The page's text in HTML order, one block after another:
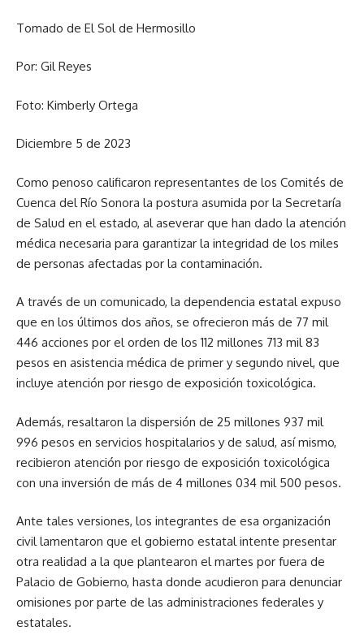
Tomado de El Sol de Hermosillo
Por: Gil Reyes
Foto: Kimberly Ortega
Diciembre 5 de 2023
Como penoso calificaron representantes de los Comités de
Cuenca del Río Sonora la postura asumida por la Secretaría
de Salud en el estado, al aseverar que han dado la atención
médica necesaria para garantizar la integridad de los miles
de personas afectadas por la contaminación.
A través de un comunicado, la dependencia estatal expuso
que en los últimos dos años, se ofrecieron más de 77 mil
446 acciones por el orden de los 112 millones 713 mil 83
pesos en asistencia médica de primer y segundo nivel, que
incluye atención por riesgo de exposición toxicológica.
Además, resaltaron la dispersión de 25 millones 937 mil
996 pesos en servicios hospitalarios y de salud, así mismo,
recibieron atención por riesgo de exposición toxicológica
con una inversión de más de 4 millones 034 mil 500 pesos.
Ante tales versiones, los integrantes de esa organización
civil lamentaron que el gobierno estatal intente presentar
otra realidad a la que plantearon el martes por fuera de
Palacio de Gobierno, hasta donde acudieron para denunciar
omisiones por parte de las administraciones federales y
estatales.